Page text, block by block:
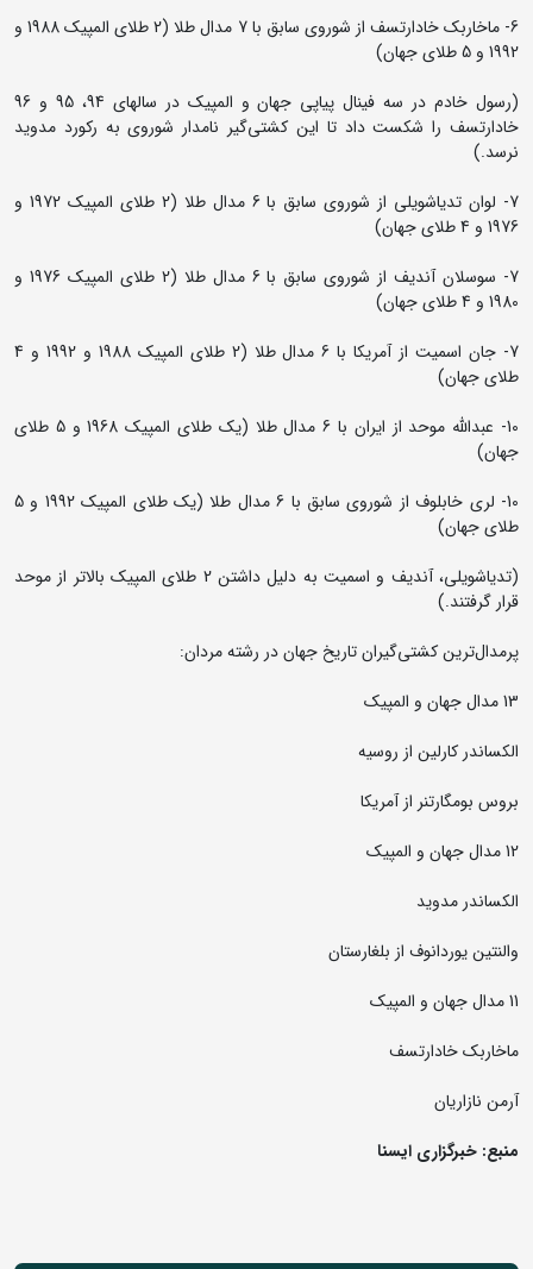
6- ماخاربک خادارتسف از شوروی سابق با 7 مدال طلا (2 طلای المپیک 1988 و
1992 و 5 طلای جهان)
(رسول خادم در سه فینال پیاپی جهان و المپیک در سالهای 94، 95 و 96
خادارتسف را شکست داد تا این کشتی‌گیر نامدار شوروی به رکورد مدوید
نرسد.)
7- لوان تدیاشویلی از شوروی سابق با 6 مدال طلا (2 طلای المپیک 1972 و
1976 و 4 طلای جهان)
7- سوسلان آندیف از شوروی سابق با 6 مدال طلا (2 طلای المپیک 1976 و
1980 و 4 طلای جهان)
7- جان اسمیت از آمریکا با 6 مدال طلا (2 طلای المپیک 1988 و 1992 و 4
طلای جهان)
10- عبدالله موحد از ایران با 6 مدال طلا (یک طلای المپیک 1968 و 5 طلای
جهان)
10- لری خابلوف از شوروی سابق با 6 مدال طلا (یک طلای المپیک 1992 و 5
طلای جهان)
(تدیاشویلی، آندیف و اسمیت به دلیل داشتن 2 طلای المپیک بالاتر از موحد
قرار گرفتند.)
پرمدال‌ترین کشتی‌گیران تاریخ جهان در رشته مردان:
13 مدال جهان و المپیک
الکساندر کارلین از روسیه
بروس بومگارتنر از آمریکا
12 مدال جهان و المپیک
الکساندر مدوید
والنتین یوردانوف از بلغارستان
11 مدال جهان و المپیک
ماخاربک خادارتسف
آرمن نازاریان
منبع: خبرگزاری ایسنا